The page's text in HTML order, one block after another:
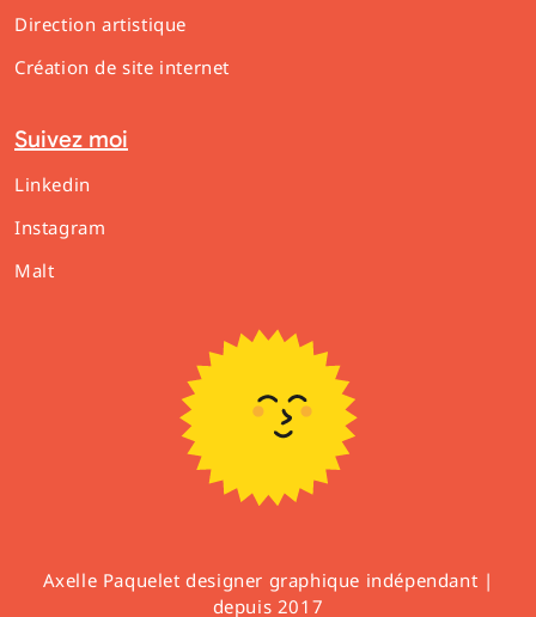
Direction artistique
Création de site internet
Suivez moi
Linkedin
Instagram
Malt
Axelle Paquelet designer graphique indépendant |
depuis 2017